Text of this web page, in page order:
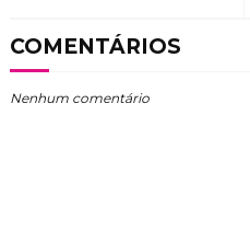
COMENTÁRIOS
Nenhum comentário